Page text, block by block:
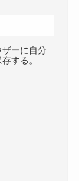
ーに自分
する。